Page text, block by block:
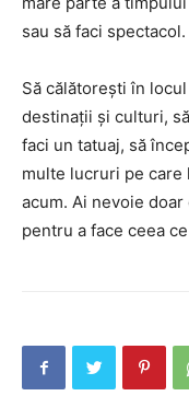
sau să faci spectacol.
Să călătorești în
destinații și culturi,
faci un tatuaj, să
multe lucruri pe care
acum. Ai nevoie
pentru a face ceea